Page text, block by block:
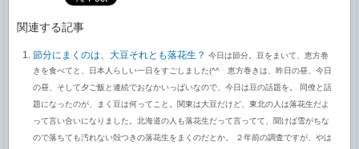
関連する記事
節分にまくのは、大豆それとも落花生？ 今日は節分。豆をまいて、恵方巻
きを食べてと、日本人らしい一日をすごしました(^^ゞ恵方巻きは、昨日の昼、今日
の昼、そして夕ご飯と連続でおなかいっぱいなので、今日は豆の話題を。 同僚と話
題になったのが、まく豆は何ってこと。関東は大豆だけど、東北の人は落花生だよ
って言い合いになりました。北海道の人も落花生だって言ってて、聞けば雪がちな
ので落ちても汚れない殻つきの落花生をまくのだとか。 ２年前の調査ですが、やは